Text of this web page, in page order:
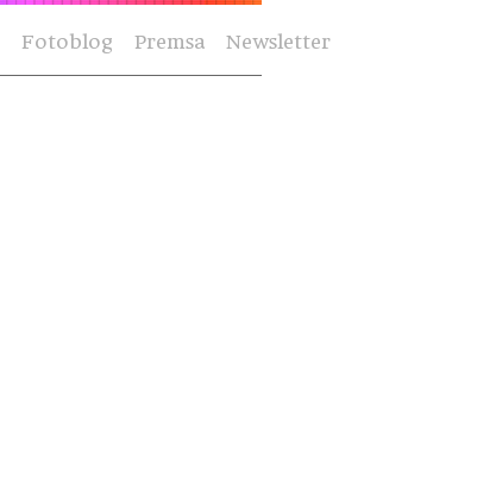
Fotoblog Premsa Newsletter